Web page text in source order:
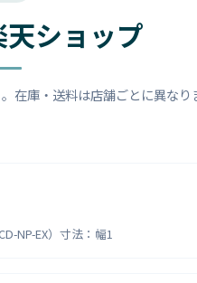
ショップ
在庫・送料は店舗ごとに異なり
NP-EX）寸法：幅1